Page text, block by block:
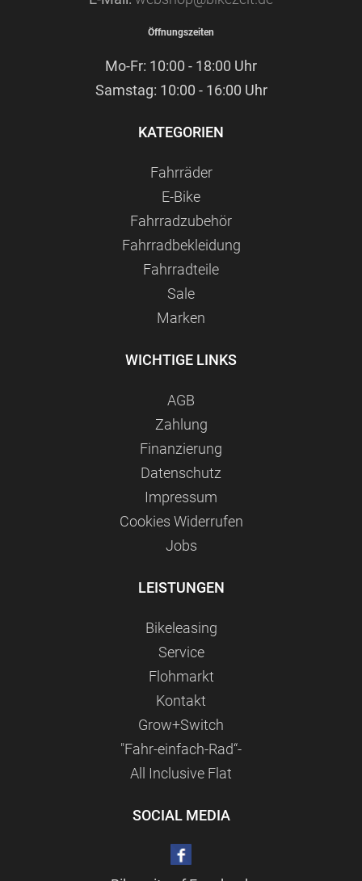
Öffnungszeiten
Mo-Fr: 10:00 - 18:00 Uhr
Samstag: 10:00 - 16:00 Uhr
KATEGORIEN
Fahrräder
E-Bike
Fahrradzubehör
Fahrradbekleidung
Fahrradteile
Sale
Marken
WICHTIGE LINKS
AGB
Zahlung
Finanzierung
Datenschutz
Impressum
Сookies Widerrufen
Jobs
LEISTUNGEN
Bikeleasing
Service
Flohmarkt
Kontakt
Grow+Switch
"Fahr-einfach-Rad“-
All Inclusive Flat
SOCIAL MEDIA